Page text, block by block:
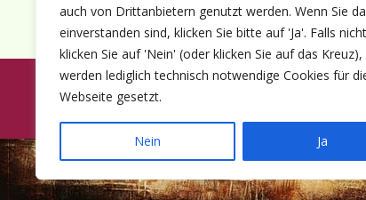
auch von Drittanbietern genutzt werden. Wenn Sie
einverstanden sind, klicken Sie bitte auf 'Ja'. Falls
klicken Sie auf 'Nein' (oder klicken Sie auf das Kreuz),
werden lediglich technisch notwendige Cookies für
Webseite gesetzt.
Nein Ja
© 1980-